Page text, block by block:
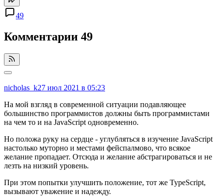
49
Комментарии 49
nicholas_k27 июл 2021 в 05:23
На мой взгляд в современной ситуации подавляющее
большинство программистов должны быть программистами
на чем то и на JavaScript одновременно.
Но положа руку на сердце - углубляться в изучение JavaScript
настолько муторно и местами фейспалмово, что всякое
желание пропадает. Отсюда и желание абстрагироваться и не
лезть на низкий уровень.
При этом попытки улучшить положение, тот же TypeScript,
вызывают уважение и надежду.